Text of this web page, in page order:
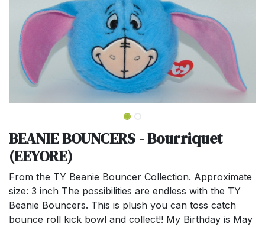
BEANIE BOUNCERS - Bourriquet
(EEYORE)
From the TY Beanie Bouncer Collection. Approximate
size: 3 inch The possibilities are endless with the TY
Beanie Bouncers. This is plush you can toss catch
bounce roll kick bowl and collect!! My Birthday is May